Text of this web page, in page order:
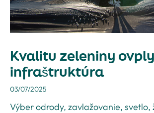
Kvalitu zeleniny
infraštruktúra
03/07/2025
Výber odrody, zavlažovanie, svetlo,